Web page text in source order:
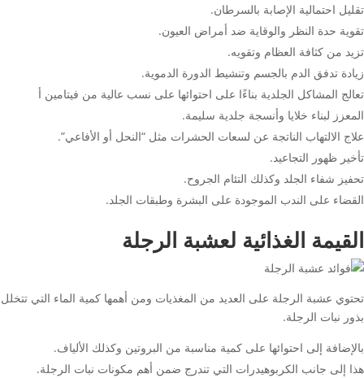
تقليل احتمالية الإصابة بالسرطان.
تقوية حدة النظر والوقاية ضد أمراض العيون.
تزيد من كثافة العظام وتقويه.
زيادة تدفق الدم بالجسم وتنشيط الدورة الدموية.
تعالج المشاكل الجلدية بناءًا على احتوائها على نسب عالية من فيتامين أ
المعزز لبناء خلايا وأنسجة جلدية سليمة.
علاج الالتهاب الناتجة عن لسعات الحشرات مثل “النحل أو الأفاعي”.
تأخير ظهور التجاعيد.
تحفيز شفاء الجلد وكذلك التئام الجروح.
القضاء على الندب الموجودة على البشرة وطبقات الجلد.
القيمة الغذائية لعشبة الرجلة
تحتوي عشبة الرجلة على العديد من المغذيات ومن أهمها كمية الماء التي تتخلل
بذور نبات الرجلة.
بالإضافة إلى احتوائها على كمية مناسبة من البروتين وكذلك الألياف.
هذا إلى جانب الكربوهيدرات التي تندرج ضمن أهم مكونات نبات الرجلة.